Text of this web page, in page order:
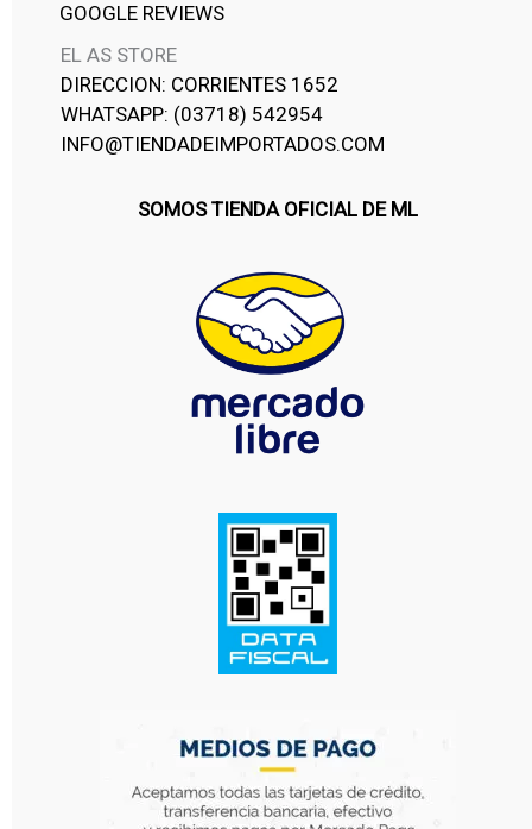
GOOGLE REVIEWS
EL AS STORE
DIRECCION: CORRIENTES 1652
WHATSAPP: (03718) 542954
INFO@TIENDADEIMPORTADOS.COM
SOMOS TIENDA OFICIAL DE ML